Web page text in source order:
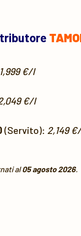
1,999 €/l
€/l
(Servito): 2,149
al05 agosto 2026.